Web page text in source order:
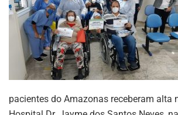
pacientes do Amazonas receberam alta